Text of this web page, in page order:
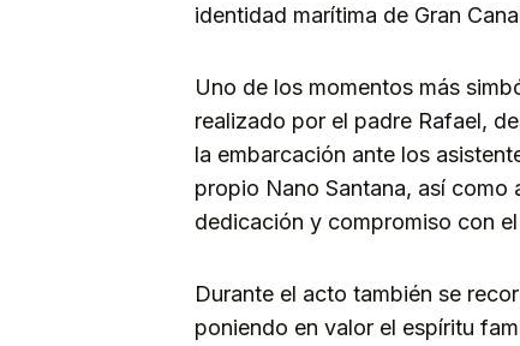
identidad marítima de Gran
Uno de los momentos más
realizado por el padre Rafael,
la embarcación ante los
propio Nano Santana, así como
dedicación y compromiso con
Durante el acto también se
poniendo en valor el espíritu